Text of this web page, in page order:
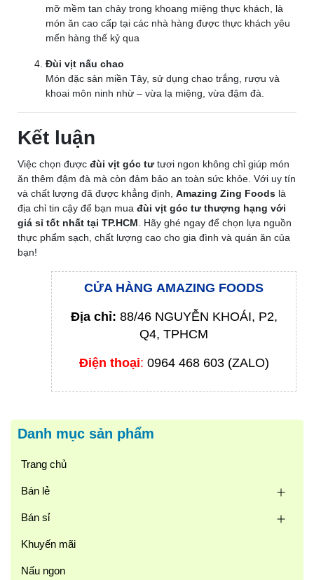
mỡ mềm tan chảy trong khoang miệng thực khách, là
món ăn cao cấp tại các nhà hàng được thực khách yêu
mến hàng thế kỷ qua
Đùi vịt nấu chao
Món đặc sản miền Tây, sử dụng chao trắng, rượu và
khoai môn ninh nhừ – vừa lạ miệng, vừa đậm đà.
Kết luận
Việc chọn được đùi vịt góc tưtươi ngon không chỉ giúp món
ăn thêm đậm đà mà còn đảm bảo an toàn sức khỏe. Với uy tín
và chất lượng đã được khẳng định, Amazing Zing Foods là
địa chỉ tin cậy để bạn mua đùi vịt góc tư thượng hạng với
giá sỉ tốt nhất tại TP.HCM . Hãy ghé ngay để chọn lựa nguồn
thực phẩm sạch, chất lượng cao cho gia đình và quán ăn của
bạn!
CỬA HÀNG AMAZING FOODS
Địa chỉ: 88/46 NGUYỄN KHOÁI, P2,
Q4, TPHCM
Điện thoại: 0964 468 603 (ZALO)
Danh mục sản phẩm
Trang chủ
Bán lẻ
Bán sỉ
Khuyến mãi
Nấu ngon